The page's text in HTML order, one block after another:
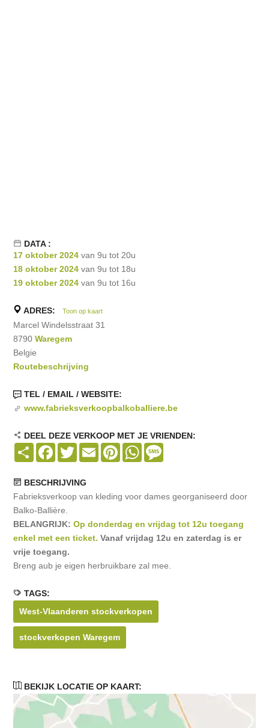
DATA :
17 oktober 2024 van 9u tot 20u
18 oktober 2024 van 9u tot 18u
19 oktober 2024 van 9u tot 16u
ADRES: Toon op kaart
Marcel Windelsstraat 31
8790Waregem
Belgie
Routebeschrijving
TEL / EMAIL / WEBSITE:
www.fabrieksverkoopbalkoballiere.be
DEEL DEZE VERKOOP MET JE VRIENDEN:
Share Facebook
TwitterEmail PinterestWhatsApp
BESCHRIJVING
Fabrieksverkoop van kleding voor dames georganiseerd door
Balko-Ballière.
BELANGRIJK:Op donderdag en vrijdag tot 12u toegang
enkel met een ticket. Vanaf vrijdag 12u en zaterdag is er
vrije toegang.
Breng aub je eigen herbruikbare zal mee.
TAGS:
West-Vlaanderen stockverkopen
stockverkopen Waregem
BEKIJK LOCATIE OP KAART: